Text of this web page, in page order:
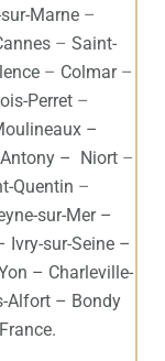
Marne –
– Saint-
– Colmar–
Perret –
–
Antony – Niort –
Quentin –
sur-Mer –
sur-Seine –
– Charleville-
Alfort – Bondy